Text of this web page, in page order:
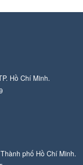
Hồ Chí Minh.
phố Hồ Chí Minh.